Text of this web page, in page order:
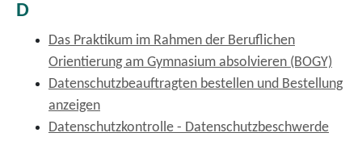
D
Das Praktikum im Rahmen der Beruflichen
Orientierung am Gymnasium absolvieren (BOGY)
Datenschutzbeauftragten bestellen und Bestellung
anzeigen
Datenschutzkontrolle - Datenschutzbeschwerde